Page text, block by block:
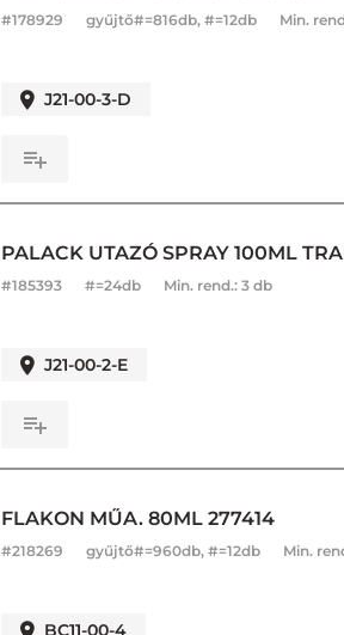
#178929 gyűjtő#=816db, #=12db Min.
J21-00-3-D
PALACK UTAZÓ SPRAY 100ML
#185393 #=24db Min. rend.: 3 db
J21-00-2-E
FLAKON MŰA. 80ML 277414
#218269 gyűjtő#=960db, #=12db Min.
BC11-00-4